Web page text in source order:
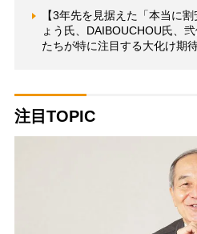
【3年先を見据えた「本当に
ょう氏、DAIBOUCHOU氏、
たちが特に注目する大化け期
注目TOPIC